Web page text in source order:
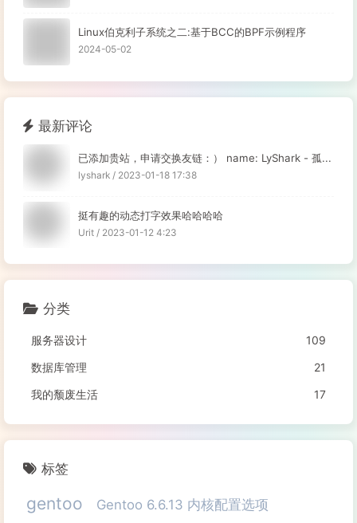
Linux伯克利子系统之二:基于BCC的BPF示例程序
2024-05-02
最新评论
已添加贵站，申请交换友链：） name: LyShark - 孤...
lyshark / 2023-01-18 17:38
挺有趣的动态打字效果哈哈哈哈
Urit / 2023-01-12 4:23
分类
服务器设计
109
数据库管理
21
我的颓废生活
17
标签
gentoo Gentoo 6.6.13 内核配置选项